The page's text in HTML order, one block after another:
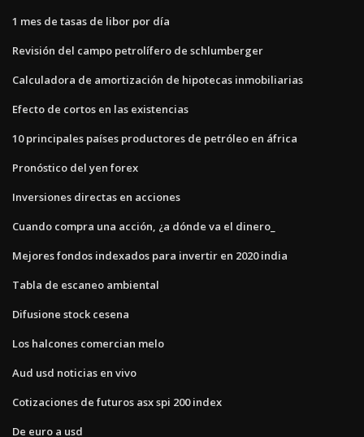
1 mes de tasas de libor por día
Revisión del campo petrolífero de schlumberger
Calculadora de amortización de hipotecas inmobiliarias
Efecto de cortos en las existencias
10 principales países productores de petróleo en áfrica
Pronóstico del yen forex
Inversiones directas en acciones
Cuando compra una acción, ¿a dónde va el dinero_
Mejores fondos indexados para invertir en 2020 india
Tabla de escaneo ambiental
Difusione stock cesena
Los halcones comercian melo
Aud usd noticias en vivo
Cotizaciones de futuros asx spi 200 index
De euro a usd